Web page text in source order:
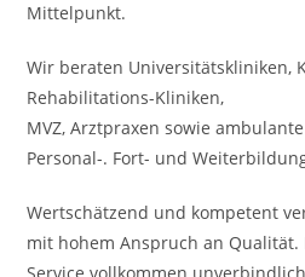
Mittelpunkt.
Wir beraten Universitätskliniken,
Rehabilitations-Kliniken,
MVZ, Arztpraxen sowie
Personal-. Fort- und
Wertschätzend und kompetent
mit hohem Anspruch an